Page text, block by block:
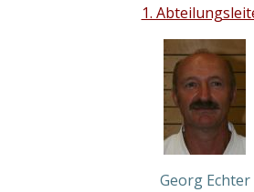
1.
Georg Echter